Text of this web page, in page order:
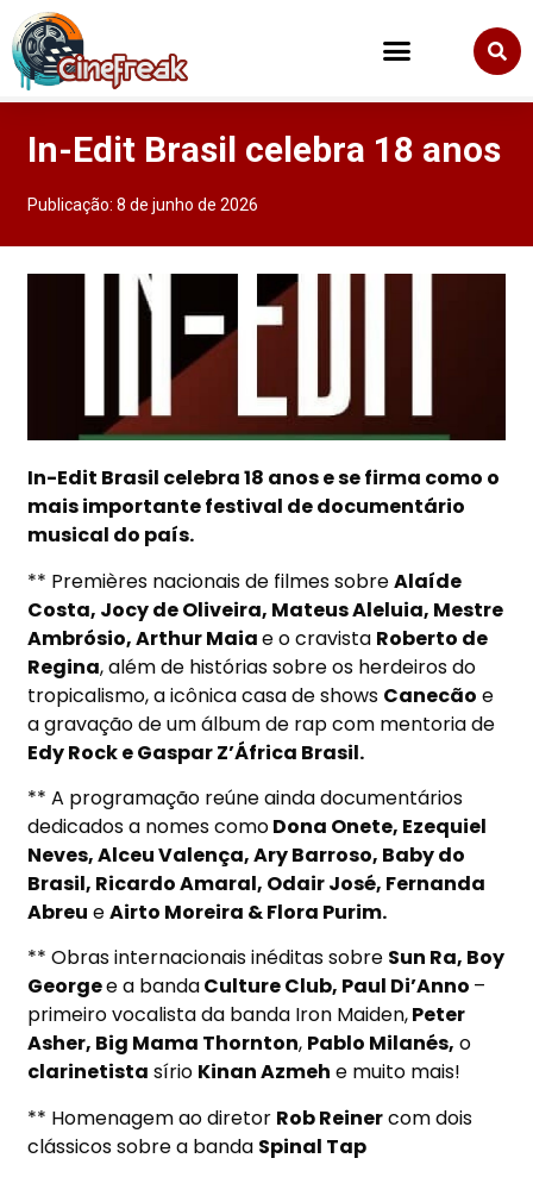
In-Edit Brasil celebra 18 anos
Publicação:8 de junho de 2026
In-Edit Brasil celebra 18 anos e se firma como o
mais importante festival de documentário
musical do país.
** Premières nacionais de filmes sobreAlaíde
Costa, Jocy de Oliveira, Mateus Aleluia, Mestre
Ambrósio, Arthur Maiae o cravista Roberto de
Regina, além de histórias sobre os herdeiros do
tropicalismo, a icônica casa de shows Canecão e
a gravação de um álbum de rap com mentoria de
Edy Rock e Gaspar Z’África Brasil.
** A programação reúne ainda documentários
dedicados a nomes comoDona Onete, Ezequiel
Neves, Alceu Valença, Ary Barroso, Baby do
Brasil, Ricardo Amaral, Odair José, Fernanda
Abreu eAirto Moreira & Flora Purim.
** Obras internacionais inéditas sobre Sun Ra, Boy
Georgee a bandaCulture Club, Paul Di’Anno –
primeiro vocalista da banda Iron Maiden,Peter
Asher, Big Mama Thornton, Pablo Milanés, o
clarinetista sírio Kinan Azmeh e muito mais!
** Homenagem ao diretor Rob Reinercom dois
clássicos sobre a banda Spinal Tap